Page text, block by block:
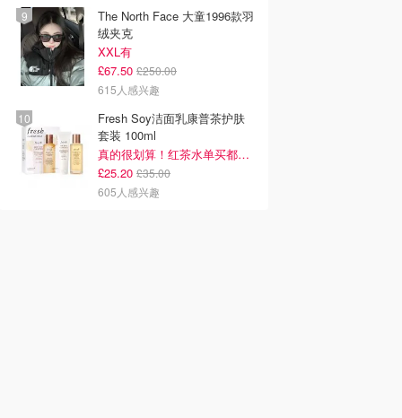
The North Face 大童1996款羽
绒夹克
XXL有
£67.50 £250.00
615人感兴趣
Fresh Soy洁面乳康普茶护肤
套装 100ml
真的很划算！红茶水单买都要£35！
£25.20 £35.00
605人感兴趣